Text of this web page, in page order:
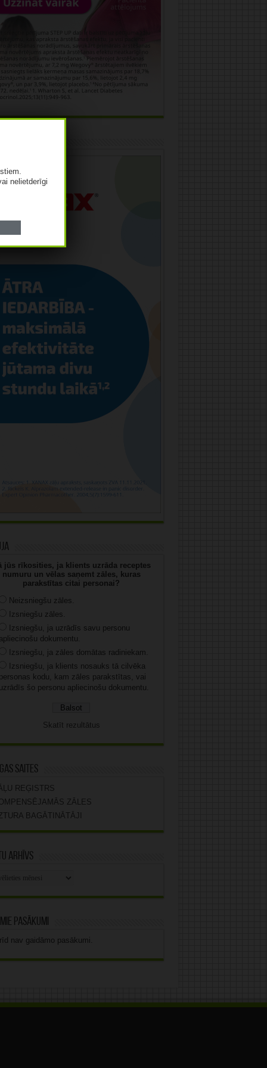
jūs rīkosities, ja klients uzrāda receptes
numuru un vēlas saņemt zāles, kuras
parakstītas citai personai?
Neizsniegšu zāles.
Izsniegšu zāles.
Izsniegšu, ja uzrādīs savu personu
dokumentu.
Izsniegšu, ja zāles domātas radiniekam.
Izsniegšu, ja klients nosauks tā cilvēka
kodu, kam zāles parakstītas, vai
šo personu apliecinošu dokumentu.
Skatīt rezultātus
saites
REĢISTRS
ZĀLES
BAGĀTINĀTĀJI
arhīvs
pasākumi
nav gaidāmo pasākumi.
nelietderīgi